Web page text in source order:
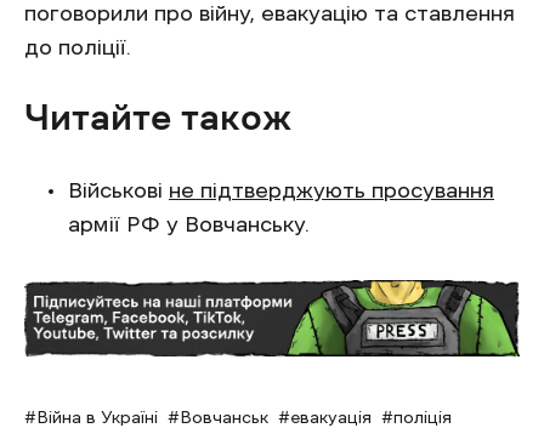
поговорили про війну, евакуацію та ставлення
до поліції.
Читайте також
Військові не підтверджують просування
армії РФ у Вовчанську.
Війна в Україні Вовчанськ евакуація
поліція